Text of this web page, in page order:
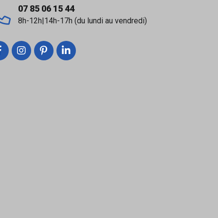
les recommandations DTU et les
prévoir traitement spécifique ou choisir un
07 85 06 15 44
8h-12h|14h-17h (du lundi au vendredi)